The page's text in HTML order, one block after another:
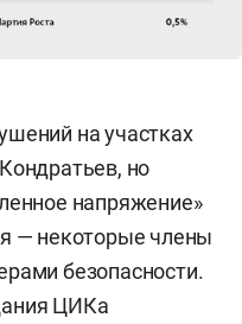
на участках
но
напряжение»
— некоторые члены
безопасности.
ЦИКа